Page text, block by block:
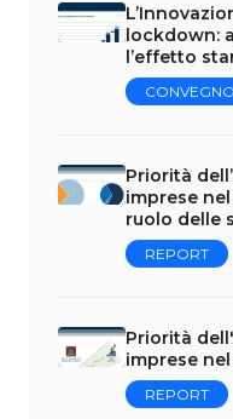
lockdown:
l’effetto
CONVEGNO
Priorità
imprese
ruolo delle
REPORT
Priorità
imprese
REPORT